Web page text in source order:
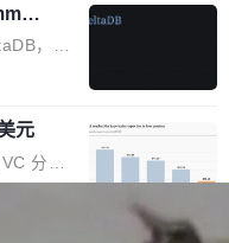
个数据
消除
。当 cel
数据
...
Ultra / Z
机器，
No
E这
Fold8 /
，且全
们本该
，一
的版
段。 De
最显
com
的。git
元
分
，Spac